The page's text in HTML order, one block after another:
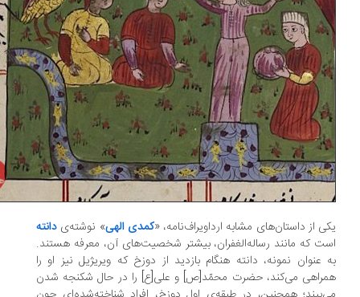
از داستان‌های مشابه ارداویراف‌نامه، «کمدی الهی» نوشته‌یدانته
که مانند رساله‌الغفران، بیشتر شخصیت‌های آن، معرفه هستند.
عنوان نمونه، دانته هنگام بازدید از دوزخ که ویریژیل نیز او را
می‌کند، حضرت محمّد[ص] و علی[ع] را در حال شکنجه شدن